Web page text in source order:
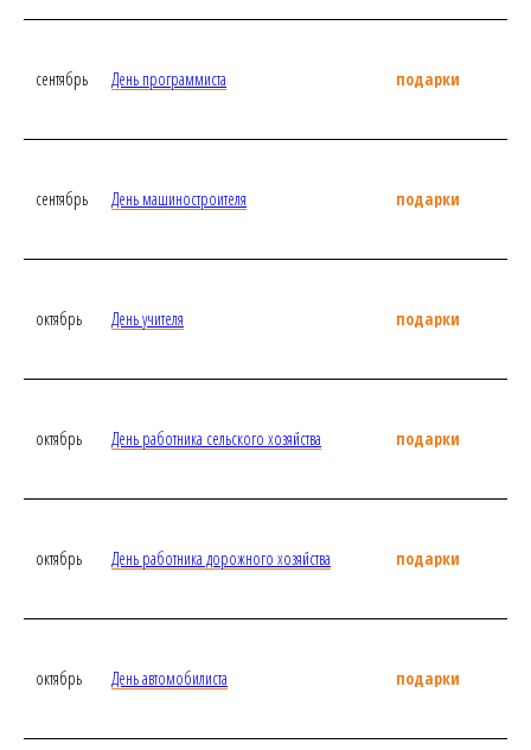
сентябрь День программиста подарки
сентябрь День машиностроителя подарки
октябрь День учителя подарки
октябрь День работника сельского хозяйства подарки
октябрь День работника дорожного хозяйства подарки
октябрь День автомобилиста подарки